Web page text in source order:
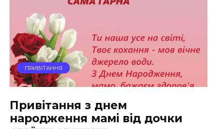
ПРИВІТАННЯ
Привітання з днем
народження мамі від дочки